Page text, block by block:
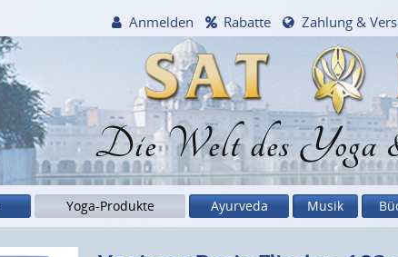
Die Welt des
Anmelden Rabatte Zahlung &
Yoga-Produkte Ayurveda Musik